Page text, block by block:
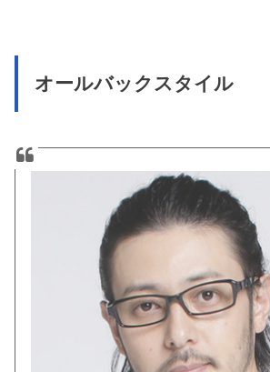
オールバックスタイル